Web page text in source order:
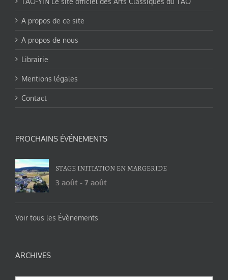
A propos de ce site
A propos de nous
Librairie
Mentions légales
Contact
PROCHAINS ÉVÉNEMENTS
STAGE INITIATION EN MARGERIDE
3 août - 7 août
Voir tous les Évènements
ARCHIVES